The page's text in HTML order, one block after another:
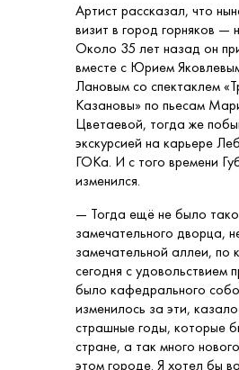
Артист рассказал, что
визит в город горняков —
Около 35 лет назад он
вместе с Юрием
Лановым со спектаклем
Казановы» по пьесам
Цветаевой, тогда же
экскурсией на карьере
ГОКа. И с того времени
изменился.
— Тогда ещё не было
замечательного дворца,
замечательной аллеи, по
сегодня с удовольствием
было кафедрального
изменилось за эти,
страшные годы, которые
стране, а так много
этом городе. Я хотел бы